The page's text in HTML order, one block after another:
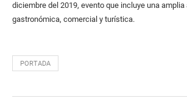
diciembre del 2019, evento que incluye una amplia
gastronómica, comercial y turística.
PORTADA